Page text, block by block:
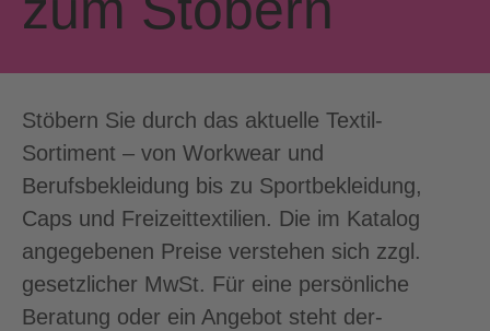
Stöbern Sie durch das aktuelle Textil-
Sortiment – von Workwear und
Berufsbekleidung bis zu Sportbekleidung,
Caps und Freizeittextilien. Die im Katalog
angegebenen Preise verstehen sich zzgl.
gesetzlicher MwSt. Für eine persönliche
Beratung oder ein Angebot steht der-